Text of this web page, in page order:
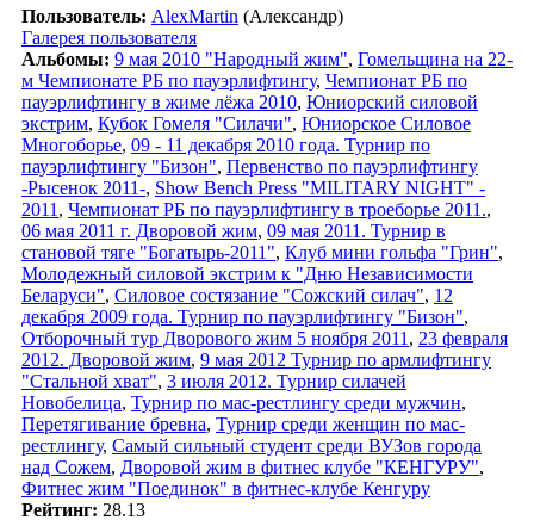
Пользователь: AlexMartin (Александр)
Галерея пользователя
Альбомы: 9 мая 2010 "Народный жим", Гомельщина на 22-
м Чемпионате РБ по пауэрлифтингу, Чемпионат РБ по
пауэрлифтингу в жиме лёжа 2010, Юниорский силовой
экстрим, Кубок Гомеля "Силачи", Юниорское Силовое
Многоборье, 09 - 11 декабря 2010 года. Турнир по
пауэрлифтингу "Бизон", Первенство по пауэрлифтингу
-Рысенок 2011-, Show Bench Press "MILITARY NIGHT" -
2011 , Чемпионат РБ по пауэрлифтингу в троеборье 2011.,
06 мая 2011 г. Дворовой жим, 09 мая 2011. Турнир в
становой тяге "Богатырь-2011", Клуб мини гольфа "Грин",
Молодежный силовой экстрим к "Дню Независимости
Беларуси", Силовое состязание "Сожский силач", 12
декабря 2009 года. Турнир по пауэрлифтингу "Бизон",
Отборочный тур Дворового жим 5 ноября 2011 , 23 февраля
2012. Дворовой жим, 9 мая 2012 Турнир по армлифтингу
"Стальной хват", 3 июля 2012. Турнир силачей
Новобелица, Турнир по мас-рестлингу среди мужчин,
Перетягивание бревна, Турнир среди женщин по мас-
рестлингу, Самый сильный студент среди ВУЗов города
над Сожем, Дворовой жим в фитнес клубе "КЕНГУРУ",
Фитнес жим "Поединок" в фитнес-клубе Кенгуру
Рейтинг: 28.13